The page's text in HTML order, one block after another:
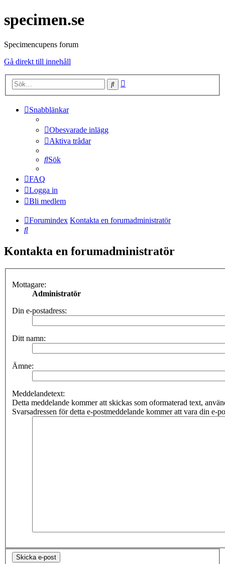
specimen.se
Specimencupens forum
Gå direkt till innehåll
Sök
Snabblänkar
Obesvarade inlägg
Aktiva trådar
Sök
FAQ
Logga in
Bli medlem
Forumindex Kontakta en forumadministratör
Sök
Kontakta en forumadministratör
Mottagare:
Administratör
Din e-postadress:
Ditt namn:
Ämne:
Meddelandetext:
Detta meddelande kommer att skickas som oformaterad text,
Svarsadressen för detta e-postmeddelande kommer att vara din e-